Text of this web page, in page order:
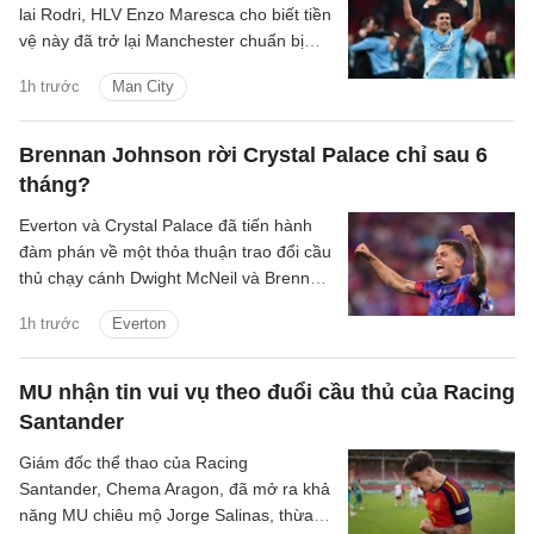
1h trước Man City
lai Rodri, HLV Enzo Maresca cho biết tiền
vệ này đã trở lại Manchester chuẩn bị
Brennan Johnson rời Crystal Palace chỉ sau 6
tháng?
1h trước Everton
Everton và Crystal Palace đã tiến hành
đàm phán về một thỏa thuận trao đổi cầu
thủ chạy cánh Dwight McNeil và Brennan
MU nhận tin vui vụ theo đuổi cầu thủ của Racing
Santander
Giám đốc thể thao của Racing
Santander, Chema Aragon, đã mở ra khả
năng MU chiêu mộ Jorge Salinas, thừa